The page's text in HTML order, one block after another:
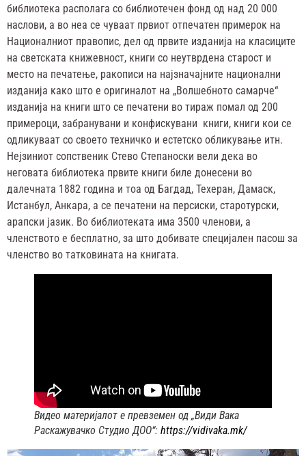
библиотека располага со библиотечен фонд од над 20 000
наслови, а во неа се чуваат првиот отпечатен примерок на
Националниот правопис, дел од првите изданија на класиците
на светската книжевност, книги со неутврдена старост и
место на печатење, ракописи на најзначајните национални
изданија како што е оригиналот на „Волшебното самарче“
изданија на книги што се печатени во тираж помал од 200
примероци, забранувани и конфискувани книги, книги кои се
одликуваат со своето техничко и естетско обликување итн.
Нејзиниот сопственик Стево Степаноски вели дека во
неговата библиотека првите книги биле донесени во
далечната 1882 година и тоа од Багдад, Техеран, Дамаск,
Истанбул, Анкара, а се печатени на персиски, старотурски,
арапски јазик. Во библиотеката има 3500 членови, а
членството е бесплатно, за што добивате специјален пасош за
членство во татковината на книгата.
Видео материјалот е превземен од „Види Вака
Раскажувачко Студио ДОО“: https://vidivaka.mk/